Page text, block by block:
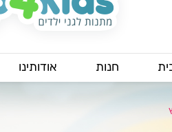
חנות אודותינו